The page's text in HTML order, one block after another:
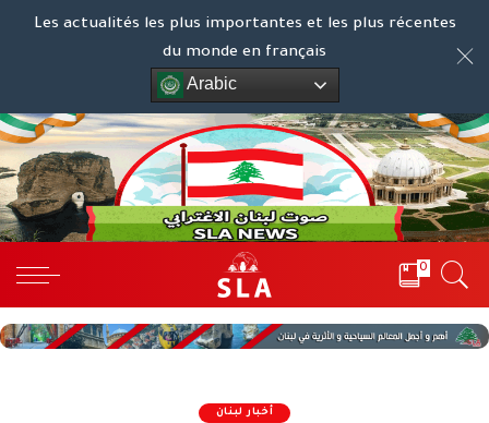
Les actualités les plus importantes et les plus récentes
du monde en français
Arabic
0
أخبار لبنان